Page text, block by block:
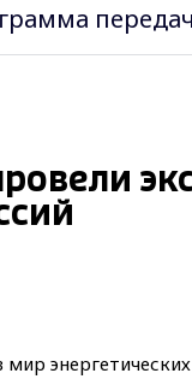
передач